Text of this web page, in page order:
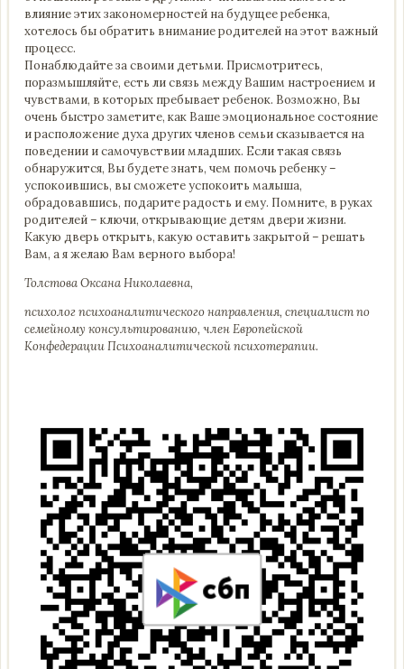
влияние этих закономерностей на будущее ребенка,
хотелось бы обратить внимание родителей на этот важный
процесс.
Понаблюдайте за своими детьми. Присмотритесь,
поразмышляйте, есть ли связь между Вашим настроением и
чувствами, в которых пребывает ребенок. Возможно, Вы
очень быстро заметите, как Ваше эмоциональное состояние
и расположение духа других членов семьи сказывается на
поведении и самочувствии младших. Если такая связь
обнаружится, Вы будете знать, чем помочь ребенку –
успокоившись, вы сможете успокоить малыша,
обрадовавшись, подарите радость и ему. Помните, в руках
родителей – ключи, открывающие детям двери жизни.
Какую дверь открыть, какую оставить закрытой – решать
Вам, а я желаю Вам верного выбора!
Толстова Оксана Николаевна,
психолог психоаналитического направления, специалист по
семейному консультированию, член Европейской
Конфедерации Психоаналитической психотерапии.